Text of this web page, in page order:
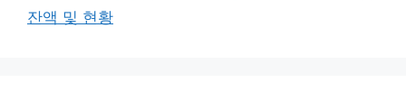
잔액 및 현황